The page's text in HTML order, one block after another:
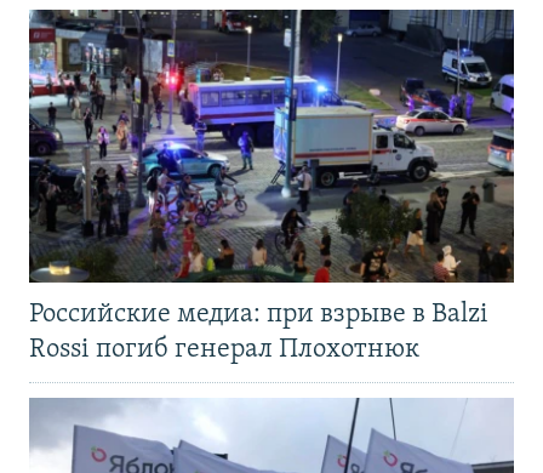
Российские медиа: при взрыве в Balzi
Rossi погиб генерал Плохотнюк